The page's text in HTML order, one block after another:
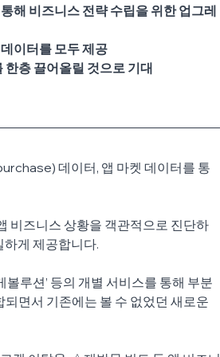
해 비즈니스 전략 수립을 위한 업그레
이터를 모두 제공
층 끌어올릴 것으로 기대
데이터, 앱 마켓 데이터를 통
비즈니스 상황을 객관적으로 진단하
하게 제공합니다.
볼루션’ 등의 개별 서비스를 통해 부분
면서 기존에는 볼 수 없었던 새로운